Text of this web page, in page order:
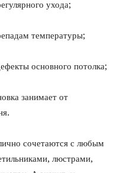
ухода;
температуры;
основного потолка;
занимает от
сочетаются с любым
люстрами,